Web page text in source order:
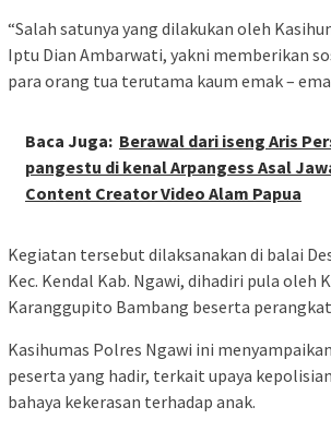
“Salah satunya yang dilakukan oleh
Iptu Dian Ambarwati, yakni memberikan
para orang tua terutama kaum emak –
Baca Juga: Berawal dari iseng Aris
pangestu di kenal Arpangess Asal
Content Creator Video Alam Papua
Kegiatan tersebut dilaksanakan di balai
Kec. Kendal Kab. Ngawi, dihadiri pula oleh
Karanggupito Bambang beserta perangkat
Kasihumas Polres Ngawi ini
peserta yang hadir, terkait upaya
bahaya kekerasan terhadap anak.